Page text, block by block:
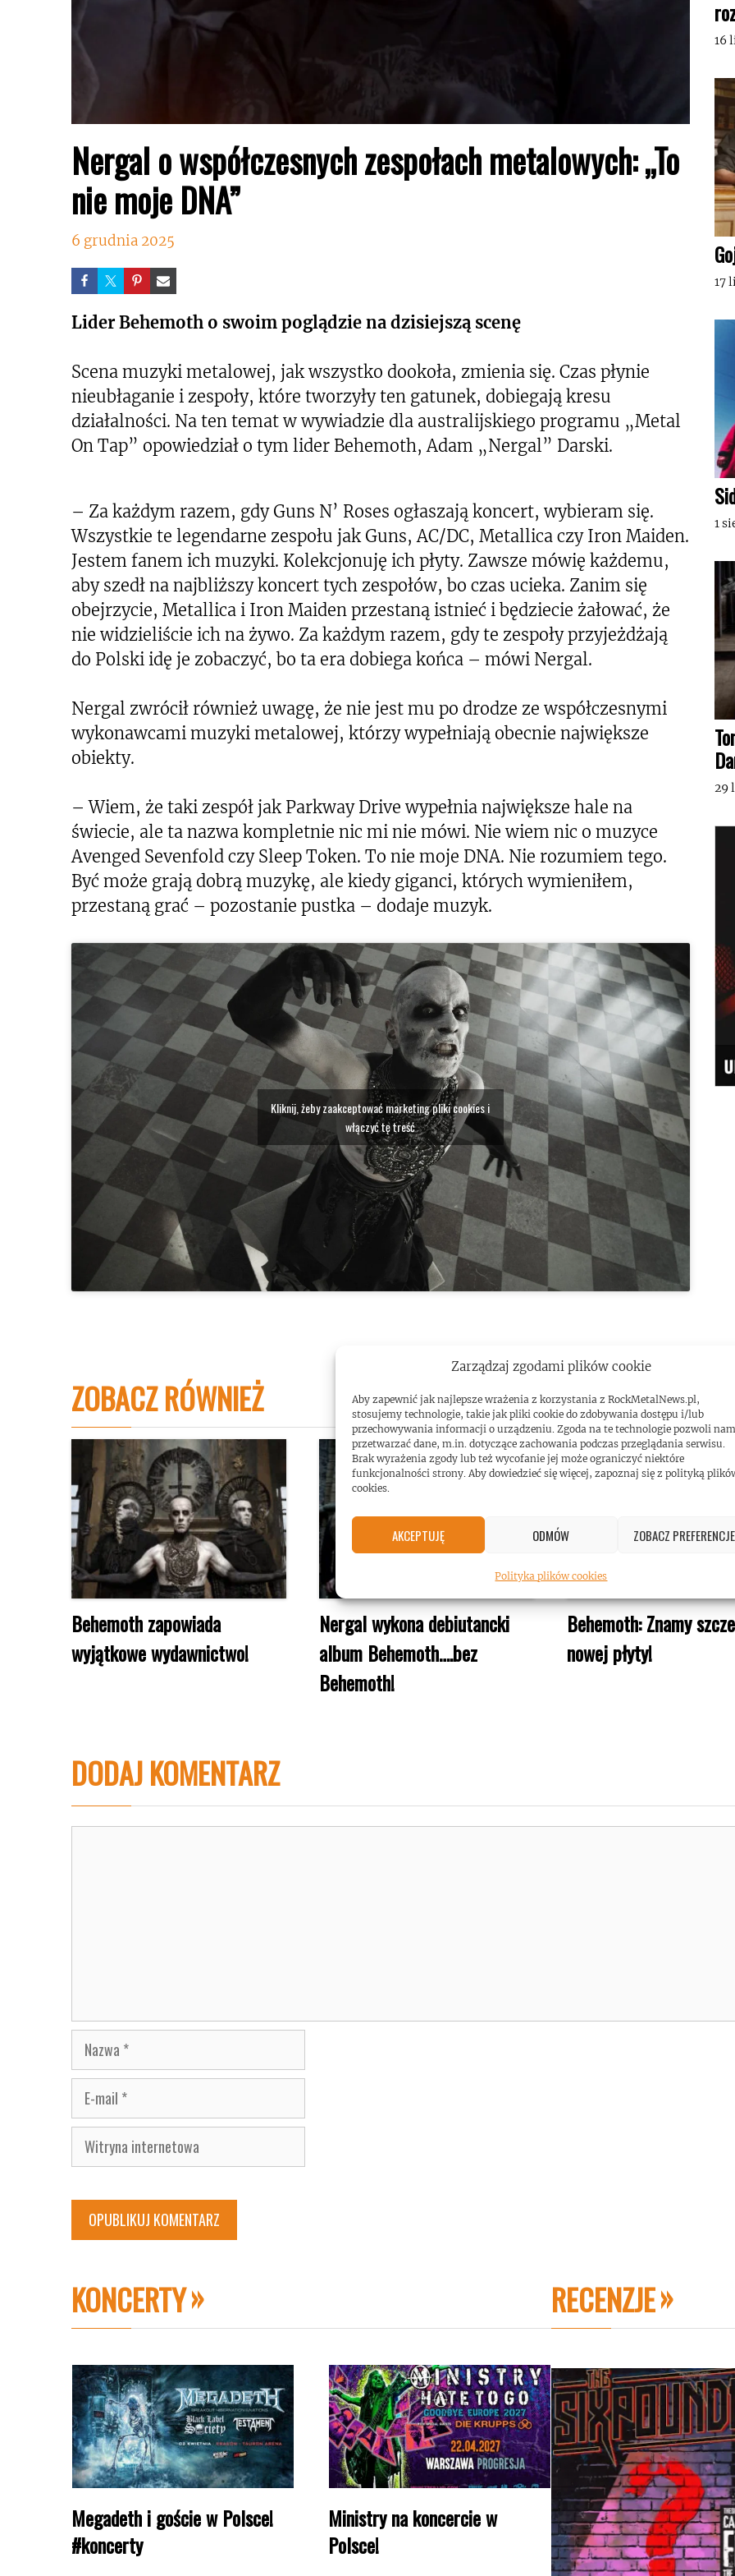
Zarządzaj zgodami plików cookie
Aby zapewnić jak najlepsze wrażenia z korzystania z RockMetalNews.pl,
stosujemy technologie, takie jak pliki cookie do zdobywania dostępu i/lub
przechowywania informacji o urządzeniu. Zgoda na te technologie pozwoli nam
przetwarzać dane, m.in. dotyczące zachowania podczas przeglądania serwisu.
Brak wyrażenia zgody lub też wycofanie jej może ograniczyć niektóre
funkcjonalności strony. Aby dowiedzieć się więcej, zapoznaj się z polityką
cookies.
AKCEPTUJĘ ODMÓW ZOBACZ PREFERENCJE
Polityka plików cookies
Nergal o współczesnych zespołach metalowych: „To
nie moje DNA”
6 grudnia 2025
Lider Behemoth o swoim poglądzie na dzisiejszą scenę
Scena muzyki metalowej, jak wszystko dookoła, zmienia się. Czas płynie
nieubłaganie i zespoły, które tworzyły ten gatunek, dobiegają kresu
działalności. Na ten temat w wywiadzie dla australijskiego programu „Metal
On Tap” opowiedział o tym lider Behemoth, Adam „Nergal” Darski.
– Za każdym razem, gdy Guns N’ Roses ogłaszają koncert, wybieram się.
Wszystkie te legendarne zespołu jak Guns, AC/DC, Metallica czy Iron Maiden.
Jestem fanem ich muzyki. Kolekcjonuję ich płyty. Zawsze mówię każdemu,
aby szedł na najbliższy koncert tych zespołów, bo czas ucieka. Zanim się
obejrzycie, Metallica i Iron Maiden przestaną istnieć i będziecie żałować, że
nie widzieliście ich na żywo. Za każdym razem, gdy te zespoły przyjeżdżają
do Polski idę je zobaczyć, bo ta era dobiega końca – mówi Nergal.
Nergal zwrócił również uwagę, że nie jest mu po drodze ze współczesnymi
wykonawcami muzyki metalowej, którzy wypełniają obecnie największe
obiekty.
– Wiem, że taki zespół jak Parkway Drive wypełnia największe hale na
świecie, ale ta nazwa kompletnie nic mi nie mówi. Nie wiem nic o muzyce
Avenged Sevenfold czy Sleep Token. To nie moje DNA. Nie rozumiem tego.
Być może grają dobrą muzykę, ale kiedy giganci, których wymieniłem,
przestaną grać – pozostanie pustka – dodaje muzyk.
Kliknij, żeby zaakceptować marketing pliki cookies i
włączyć tę treść
16
17
1
29
ZOBACZ RÓWNIEŻ
Behemoth zapowiada
wyjątkowe wydawnictwo!
Nergal wykona debiutancki
album Behemoth….bez
Behemoth!
Behemoth: Znamy
nowej płyty!
DODAJ KOMENTARZ
Nazwa
E-
mail
Witryna
internetowa
KONCERTY
Megadeth i goście w Polsce!
#koncerty
Ministry na koncercie w
Polsce!
RECENZJE